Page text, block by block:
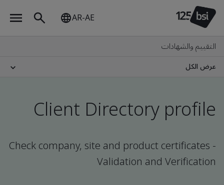
AR-AE
التقييم والشهادات
عرض الكل
Client Directory profile
Check company, site and product certificates -
Validation and Verification